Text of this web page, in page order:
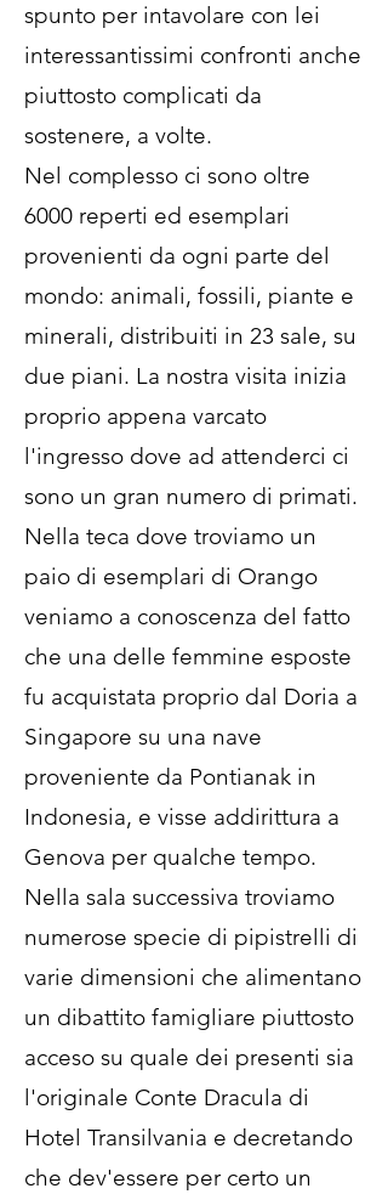
spunto per intavolare con lei
interessantissimi confronti anche
piuttosto complicati da
sostenere, a volte.
Nel complesso ci sono oltre
6000 reperti ed esemplari
provenienti da ogni parte del
mondo: animali, fossili, piante e
minerali, distribuiti in 23 sale, su
due piani. La nostra visita inizia
proprio appena varcato
l'ingresso dove ad attenderci ci
sono un gran numero di primati.
Nella teca dove troviamo un
paio di esemplari di Orango
veniamo a conoscenza del fatto
che una delle femmine esposte
fu acquistata proprio dal Doria a
Singapore su una nave
proveniente da Pontianak in
Indonesia, e visse addirittura a
Genova per qualche tempo.
Nella sala successiva troviamo
numerose specie di pipistrelli di
varie dimensioni che alimentano
un dibattito famigliare piuttosto
acceso su quale dei presenti sia
l'originale Conte Dracula di
Hotel Transilvania e decretando
che dev'essere per certo un